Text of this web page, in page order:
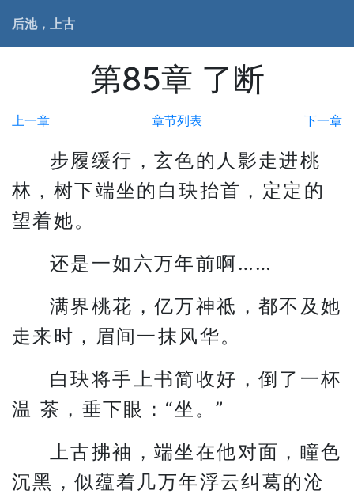
后池，上古
第85章 了断
上一章 章节列表 下一章
步履缓行，玄色的人影走进桃
林，树下端坐的白玦抬首，定定的
望着她。
还是一如六万年前啊……
满界桃花，亿万神祗，都不及她
走来时，眉间一抹风华。
白玦将手上书简收好，倒了一杯
温 茶，垂下眼：“坐。”
上古拂袖，端坐在他对面，瞳色
沉黑，似蕴着几万年浮云纠葛的沧